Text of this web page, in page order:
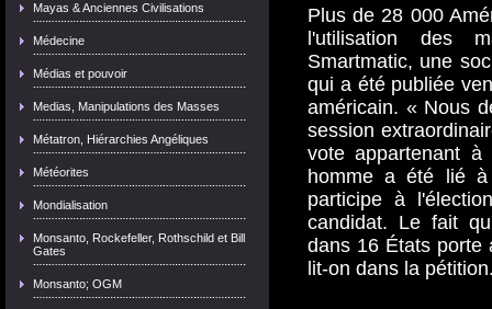
Mayas & Anciennes Civilisations
Médecine
Médias et pouvoir
Medias, Manipulations des Masses
Métatron, Hiérarchies Angéliques
Météorites
Mondialisation
Monsanto, Rockefeller, Rothschild et Bill
Gates
Monsanto; OGM
Plus de 28 000
l'utilisation des
Smartmatic, une
qui a été publiée
américain. « Nous
session
vote appartenant
homme a été lié à
participe à
candidat. Le fait
dans 16 États porte
lit-on dans la